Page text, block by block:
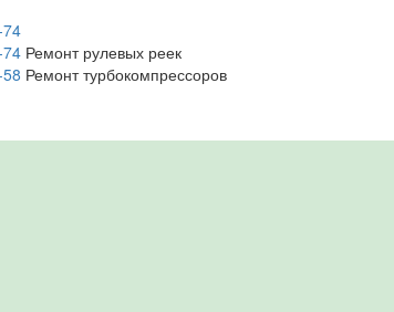
Ремонт рулевых реек
Ремонт турбокомпрессоров